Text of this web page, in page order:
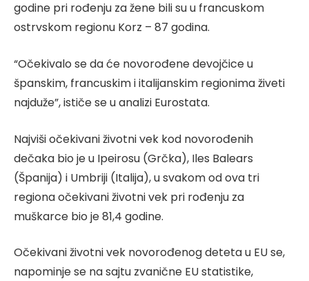
godine pri rođenju za žene bili su u francuskom
ostrvskom regionu Korz – 87 godina.
“Očekivalo se da će novorođene devojčice u
španskim, francuskim i italijanskim regionima živeti
najduže”, ističe se u analizi Eurostata.
Najviši očekivani životni vek kod novorođenih
dečaka bio je u Ipeirosu (Grčka), Iles Balears
(Španija) i Umbriji (Italija), u svakom od ova tri
regiona očekivani životni vek pri rođenju za
muškarce bio je 81,4 godine.
Očekivani životni vek novorođenog deteta u EU se,
napominje se na sajtu zvanične EU statistike,